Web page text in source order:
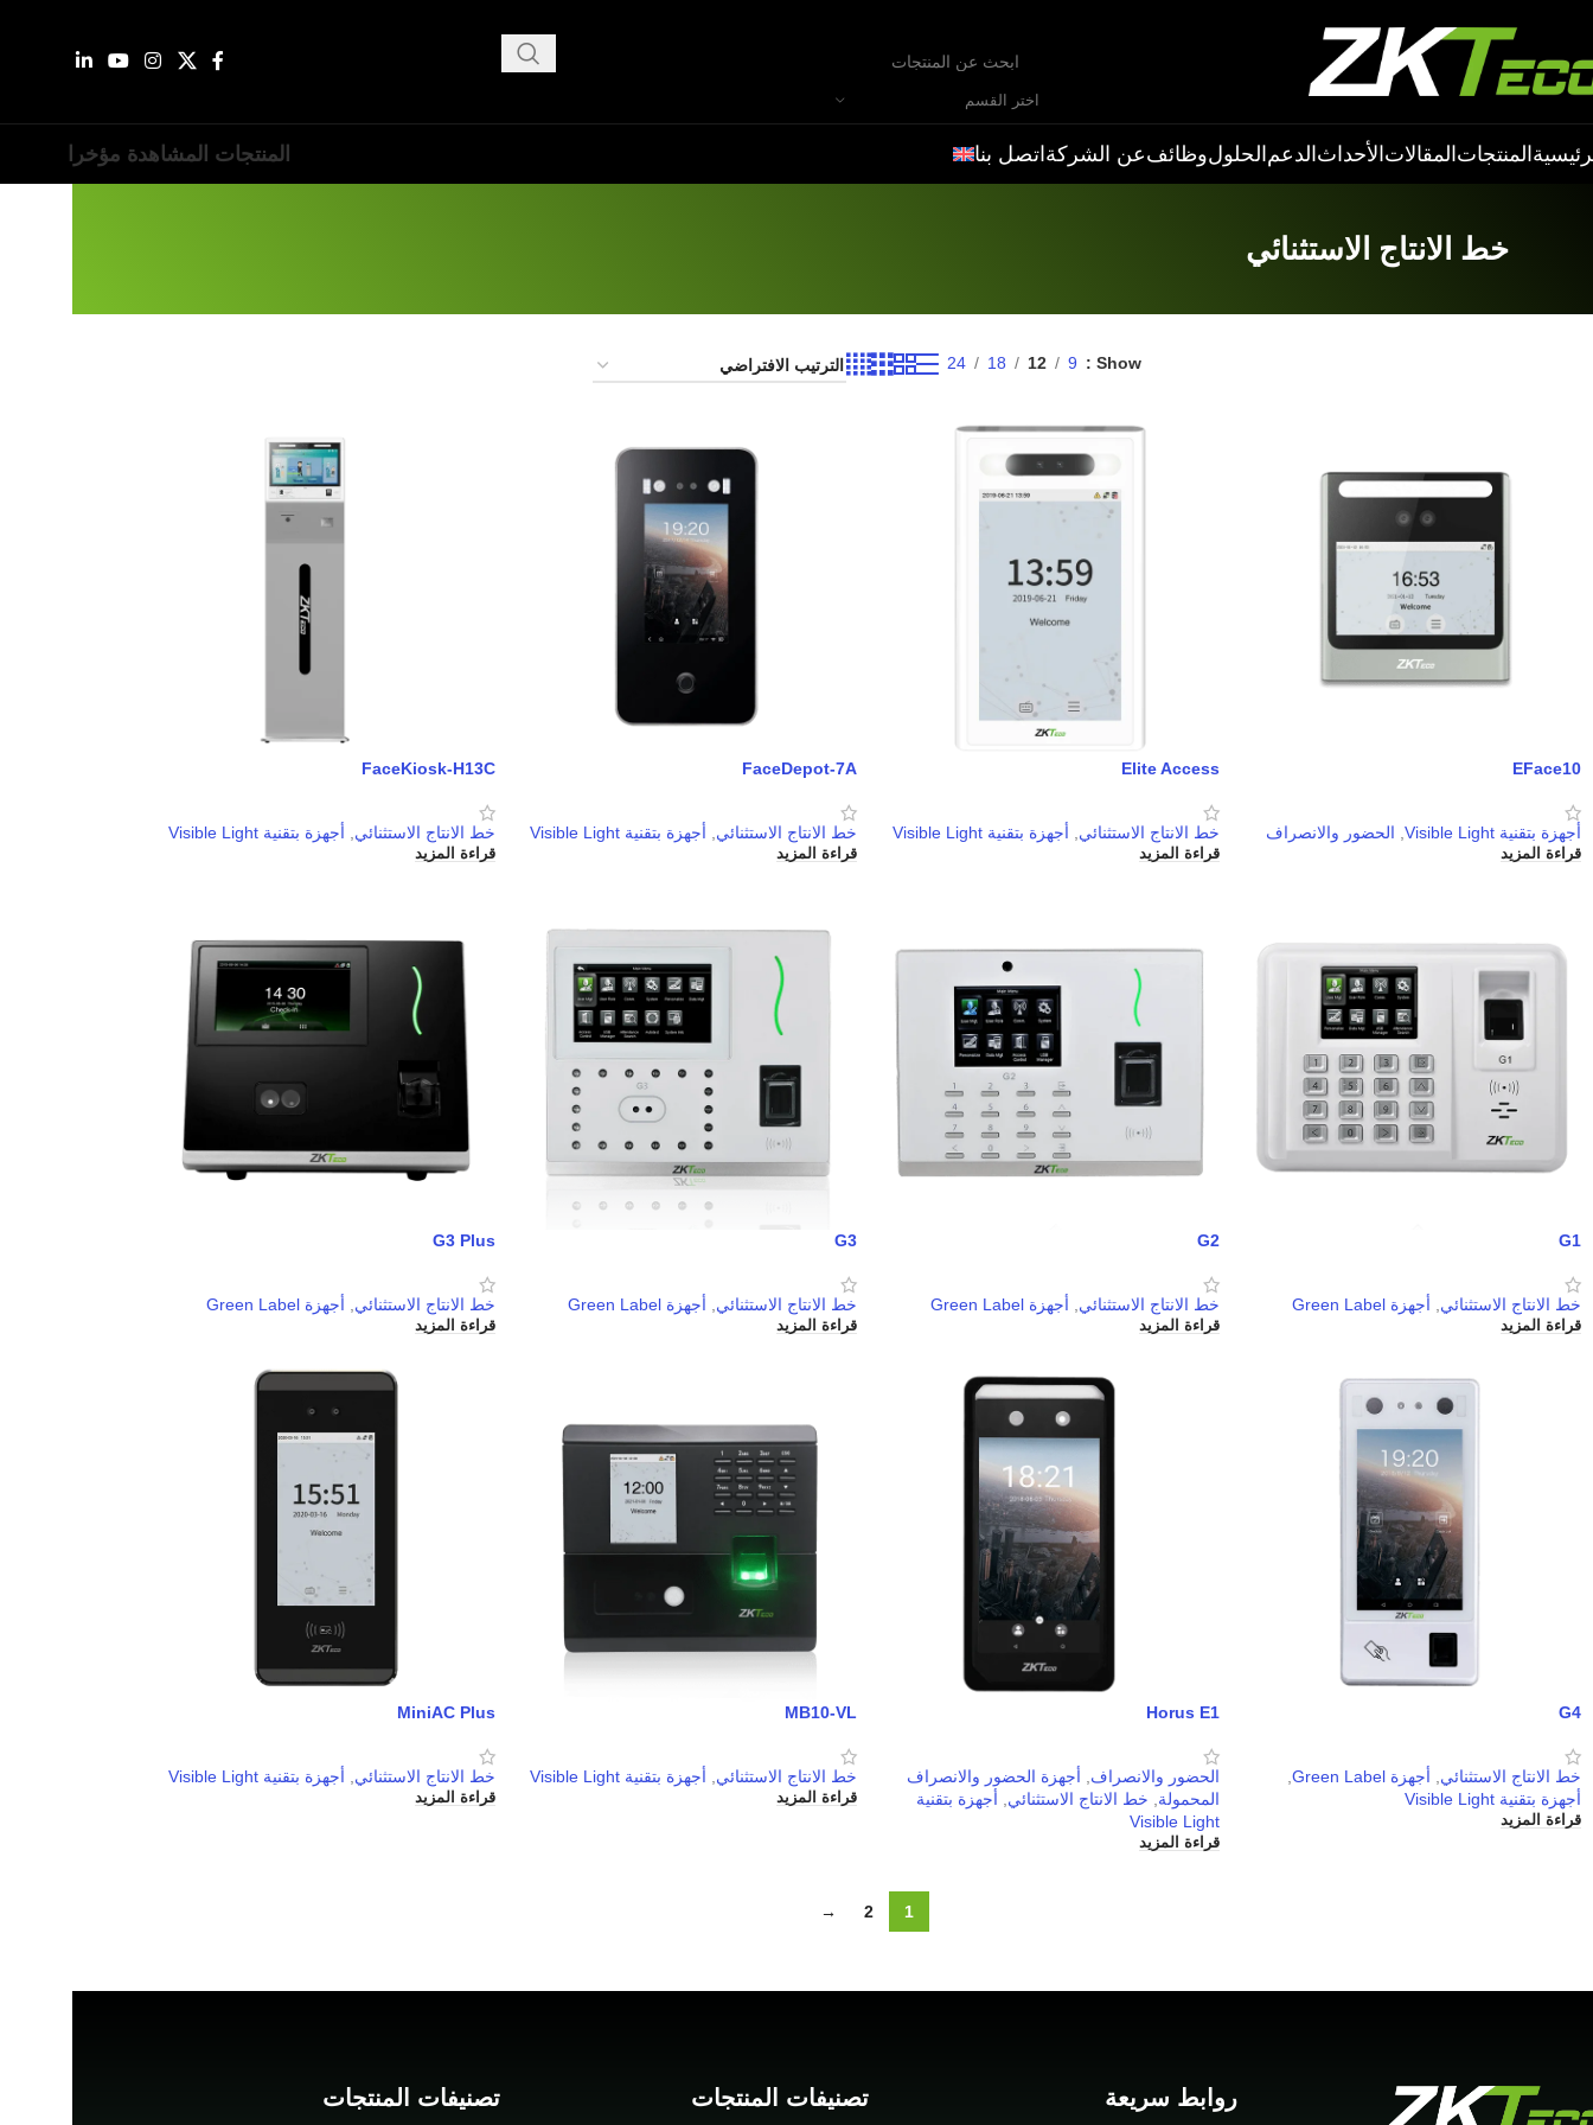
اختر القسم
المنتجاتالمقالاتالأحداثالدعمالحلولوظائفعن الشركةاتصل بنا المنتجات المشاهدة مؤخرا
خط الانتاج الاستثنائي
Show
9
12
18
24
EFace10
أجهزة بتقنية Visible Light الحضور والانصراف
قراءة المزيد
Elite Access
خط الانتاج الاستثنائي أجهزة بتقنية Visible Light
قراءة المزيد
FaceDepot-7A
خط الانتاج الاستثنائي أجهزة بتقنية Visible Light
قراءة المزيد
FaceKiosk-H13C
خط الانتاج الاستثنائي أجهزة بتقنية Visible Light
قراءة المزيد
G1
خط الانتاج الاستثنائي أجهزة Green Label
قراءة المزيد
G2
خط الانتاج الاستثنائي أجهزة Green Label
قراءة المزيد
G3
خط الانتاج الاستثنائي أجهزة Green Label
قراءة المزيد
G3 Plus
خط الانتاج الاستثنائي أجهزة Green Label
قراءة المزيد
G4
خط الانتاج الاستثنائي أجهزة Green Label
أجهزة بتقنية Visible Light
قراءة المزيد
Horus E1
الحضور والانصراف
أجهزة الحضور والانصراف
المحمولة
خط الانتاج الاستثنائي
أجهزة بتقنية
Visible Light
قراءة المزيد
MB10-VL
خط الانتاج الاستثنائي أجهزة بتقنية Visible Light
قراءة المزيد
MiniAC Plus
خط الانتاج الاستثنائي أجهزة بتقنية Visible Light
قراءة المزيد
1
2
→
تصنيفات المنتجات تصنيفات المنتجات روابط سريعة